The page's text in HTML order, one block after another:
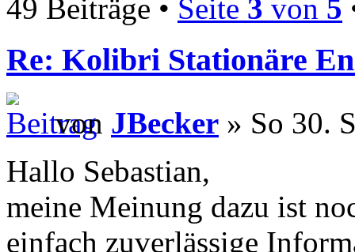
49 Beiträge • Seite 3 von 5
Re: Kolibri Stationäre
von JBecker » So 30.
Hallo Sebastian,
meine Meinung dazu ist
einfach zuverlässige